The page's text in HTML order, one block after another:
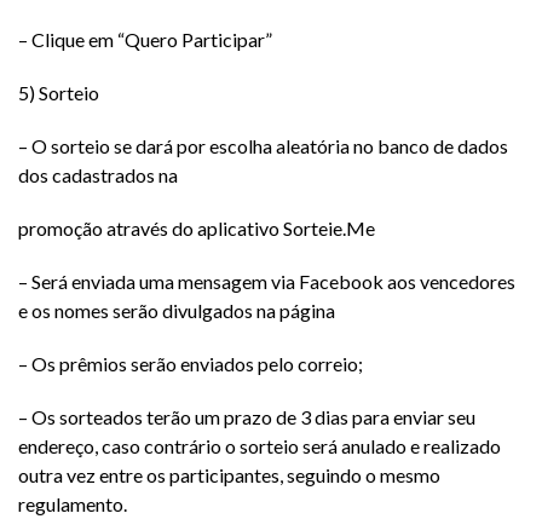
– Clique em “Quero Participar”
5) Sorteio
– O sorteio se dará por escolha aleatória no banco de dados
dos cadastrados na
promoção através do aplicativo Sorteie.Me
– Será enviada uma mensagem via Facebook aos vencedores
e os nomes serão divulgados na página
– Os prêmios serão enviados pelo correio;
– Os sorteados terão um prazo de 3 dias para enviar seu
endereço, caso contrário o sorteio será anulado e realizado
outra vez entre os participantes, seguindo o mesmo
regulamento.